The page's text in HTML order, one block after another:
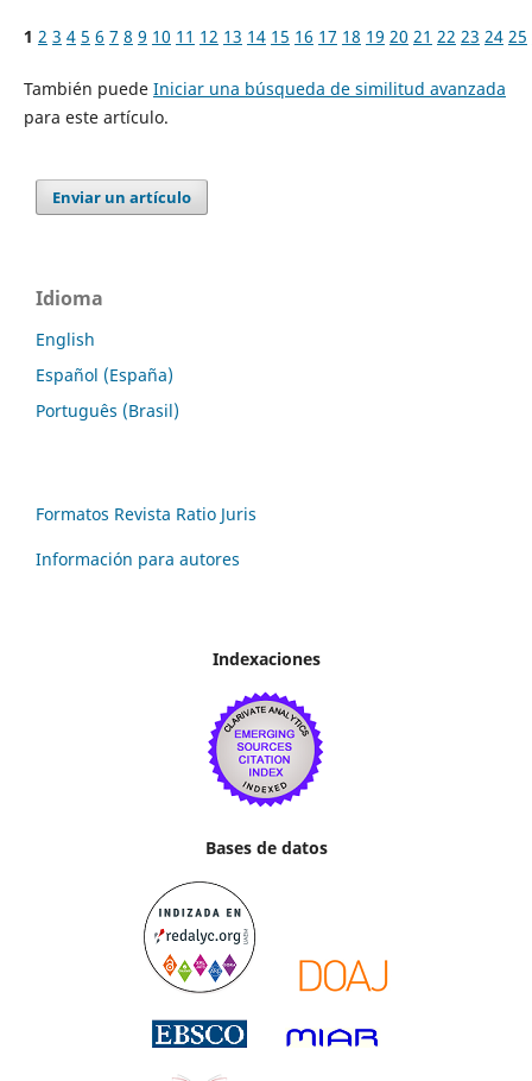
1 2 3 4 5 6 7 8 9 10 11 12 13 14 15 16 17 18 19 20 21 22 23 24 25
También puede Iniciar una búsqueda de similitud avanzada
para este artículo.
Enviar un artículo
Idioma
English
Español (España)
Português (Brasil)
Formatos Revista Ratio Juris
Información para autores
Indexaciones
Bases de datos